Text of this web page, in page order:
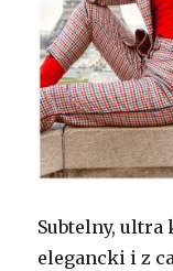
Subtelny, ultra
elegancki i z